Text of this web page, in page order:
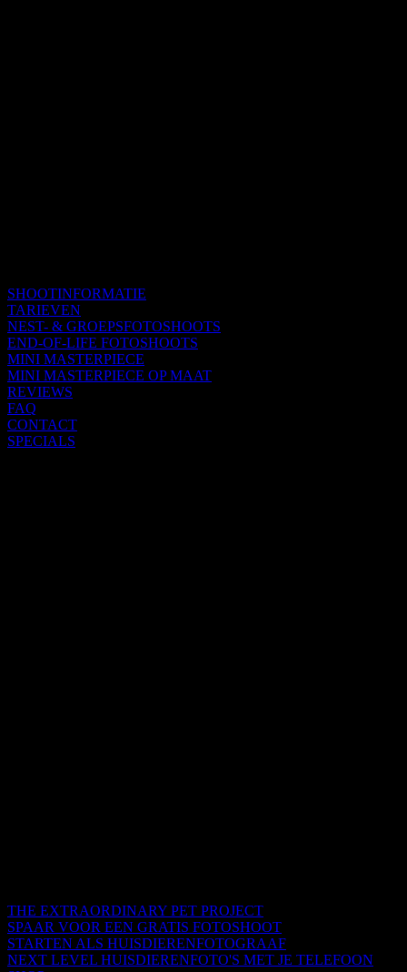
SHOOTINFORMATIE
TARIEVEN
NEST- & GROEPSFOTOSHOOTS
END-OF-LIFE FOTOSHOOTS
MINI MASTERPIECE
MINI MASTERPIECE OP MAAT
REVIEWS
FAQ
CONTACT
SPECIALS
THE EXTRAORDINARY PET PROJECT
SPAAR VOOR EEN GRATIS FOTOSHOOT
STARTEN ALS HUISDIERENFOTOGRAAF
NEXT LEVEL HUISDIERENFOTO'S MET JE TELEFOON